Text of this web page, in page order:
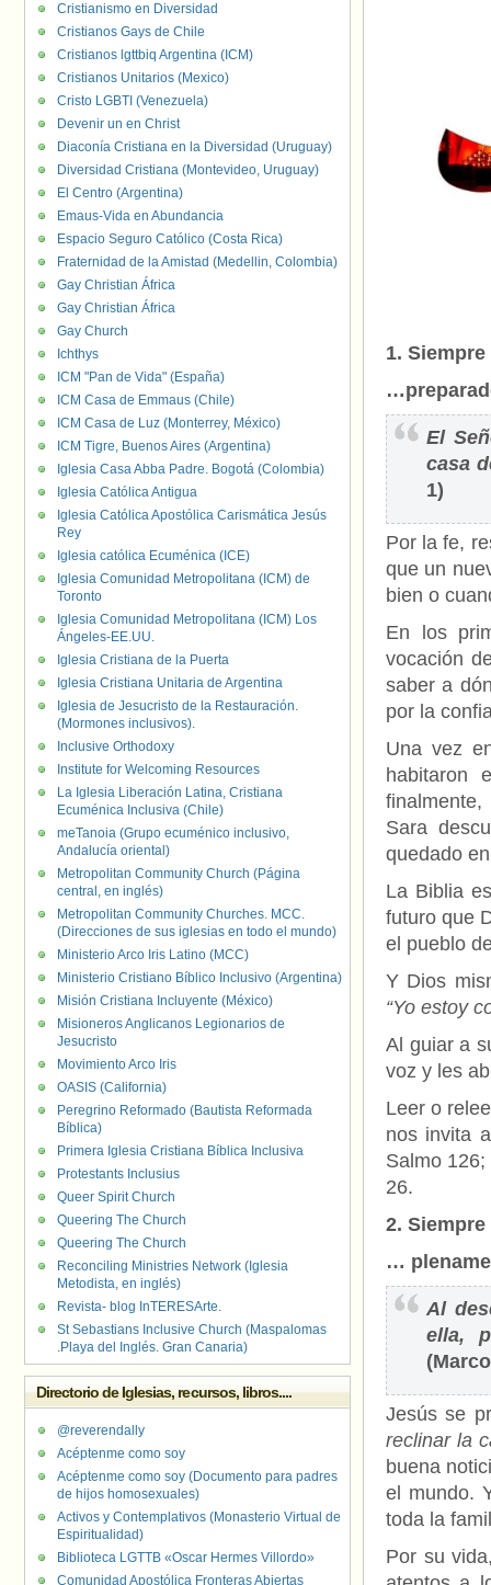
1.
El
casa
1)
Por la fe,
que un
bien o
En los
vocación
saber a
por la
Una vez
habitaron
Sara
quedado
La Biblia
futuro que
el pueblo
Y Dios
“Yo estoy
Al guiar a
voz y les
Leer o
nos invita
Salmo 126;
26.
2.
…
Al
ella,
Jesús se
reclinar la
buena
el mundo.
toda la
Por su
Cristianismo en Diversidad
Cristianos Gays de Chile
Cristianos lgttbiq Argentina (ICM)
Cristianos Unitarios (Mexico)
Cristo LGBTI (Venezuela)
Devenir un en Christ
Diaconía Cristiana en la Diversidad (Uruguay)
Diversidad Cristiana (Montevideo, Uruguay)
El Centro (Argentina)
Emaus-Vida en Abundancia
Espacio Seguro Católico (Costa Rica)
Fraternidad de la Amistad (Medellin, Colombia)
Gay Christian África
Gay Christian África
Gay Church
Ichthys
ICM "Pan de Vida" (España)
ICM Casa de Emmaus (Chile)
ICM Casa de Luz (Monterrey, México)
ICM Tigre, Buenos Aires (Argentina)
Iglesia Casa Abba Padre. Bogotá (Colombia)
Iglesia Católica Antigua
Iglesia Católica Apostólica Carismática Jesús
Rey
Iglesia católica Ecuménica (ICE)
Iglesia Comunidad Metropolitana (ICM) de
Toronto
Iglesia Comunidad Metropolitana (ICM) Los
Ángeles-EE.UU.
Iglesia Cristiana de la Puerta
Iglesia Cristiana Unitaria de Argentina
Iglesia de Jesucristo de la Restauración.
(Mormones inclusivos).
Inclusive Orthodoxy
Institute for Welcoming Resources
La Iglesia Liberación Latina, Cristiana
Ecuménica Inclusiva (Chile)
meTanoia (Grupo ecuménico inclusivo,
Andalucía oriental)
Metropolitan Community Church (Página
central, en inglés)
Metropolitan Community Churches. MCC.
(Direcciones de sus iglesias en todo el mundo)
Ministerio Arco Iris Latino (MCC)
Ministerio Cristiano Bíblico Inclusivo (Argentina)
Misión Cristiana Incluyente (México)
Misioneros Anglicanos Legionarios de
Jesucristo
Movimiento Arco Iris
OASIS (California)
Peregrino Reformado (Bautista Reformada
Bíblica)
Primera Iglesia Cristiana Bíblica Inclusiva
Protestants Inclusius
Queer Spirit Church
Queering The Church
Queering The Church
Reconciling Ministries Network (Iglesia
Metodista, en inglés)
Revista- blog InTERESArte.
St Sebastians Inclusive Church (Maspalomas
.Playa del Inglés. Gran Canaria)
Directorio de Iglesias, recursos, libros....
@reverendally
Acéptenme como soy
Acéptenme como soy (Documento para padres
de hijos homosexuales)
Activos y Contemplativos (Monasterio Virtual de
Espiritualidad)
Biblioteca LGTTB «Oscar Hermes Villordo»
Comunidad Apostólica Fronteras Abiertas